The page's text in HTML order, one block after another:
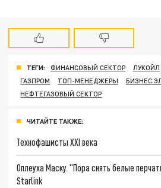
ТЕГИ: ФИНАНСОВЫЙ СЕКТОР ЛУКОЙЛ
ГАЗПРОМ
ТОП-МЕНЕДЖЕРЫ
БИЗНЕС
НЕФТЕГАЗОВЫЙ СЕКТОР
ЧИТАЙТЕ ТАКЖЕ:
Технофашисты XXI века
Оплеуха Маску. "Пора снять белые
Starlink